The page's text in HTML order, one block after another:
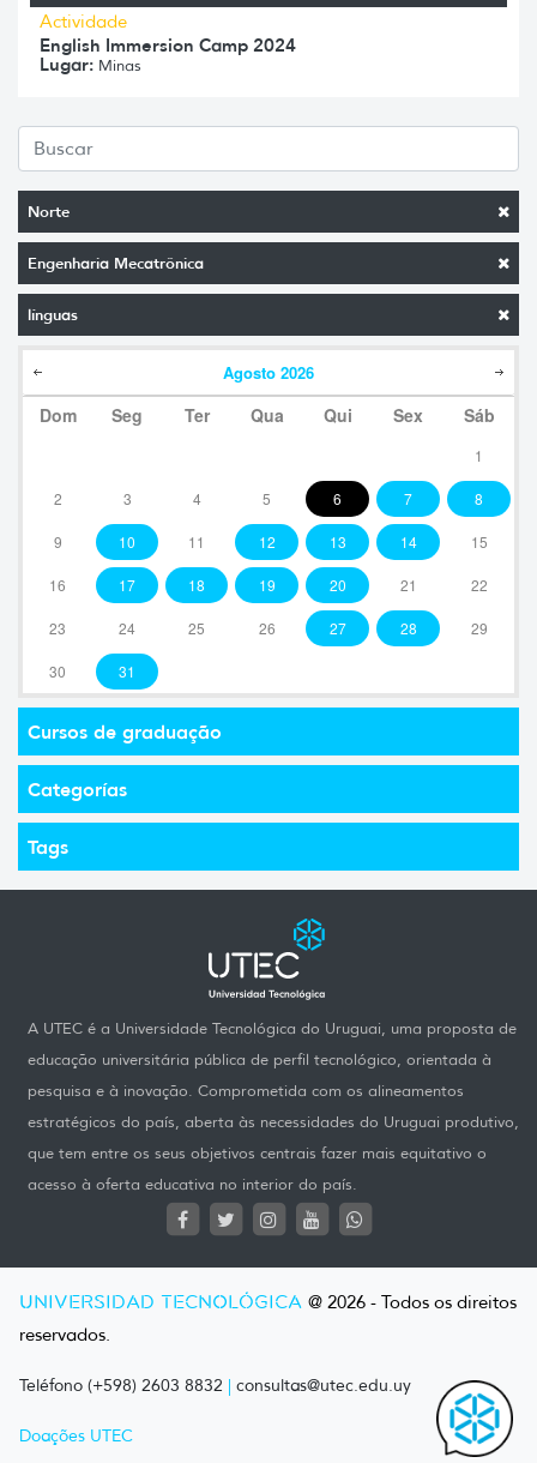
Norte
Engenharia Mecatrônica
línguas
Agosto 2026
Dom Seg Ter Qua Qui Sex Sáb
1
2 3 4 5 6 7 8
9 10 11 12 13 14 15
16 17 18 19 20 21 22
23 24 25 26 27 28 29
30 31
Cursos de graduação
Categorías
Tags
Actividade
English Immersion Camp 2024
Lugar: Minas
A UTEC é a Universidade Tecnológica do Uruguai, uma proposta de
educação universitária pública de perfil tecnológico, orientada à
pesquisa e à inovação. Comprometida com os alineamentos
estratégicos do país, aberta às necessidades do Uruguai produtivo,
que tem entre os seus objetivos centrais fazer mais equitativo o
acesso à oferta educativa no interior do país.
UNIVERSIDAD TECNOLÓGICA @ 2026 - Todos os direitos
reservados.
Teléfono (+598) 2603 8832 | consultas@utec.edu.uy
Doações UTEC